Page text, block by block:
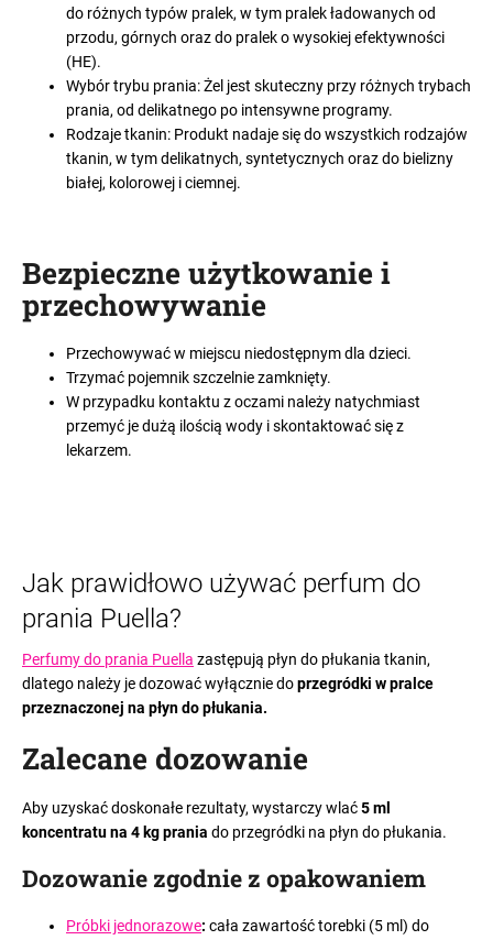
do różnych typów pralek, w tym pralek ładowanych od
przodu, górnych oraz do pralek o wysokiej efektywności
(HE).
Wybór trybu prania: Żel jest skuteczny przy różnych trybach
prania, od delikatnego po intensywne programy.
Rodzaje tkanin: Produkt nadaje się do wszystkich rodzajów
tkanin, w tym delikatnych, syntetycznych oraz do bielizny
białej, kolorowej i ciemnej.
Bezpieczne użytkowanie i
przechowywanie
Przechowywać w miejscu niedostępnym dla dzieci.
Trzymać pojemnik szczelnie zamknięty.
W przypadku kontaktu z oczami należy natychmiast
przemyć je dużą ilością wody i skontaktować się z
lekarzem.
Jak prawidłowo używać perfum do
prania Puella?
Perfumy do prania Puella zastępują płyn do płukania tkanin,
dlatego należy je dozować wyłącznie doprzegródki w pralce
przeznaczonej na płyn do płukania.
Zalecane dozowanie
Aby uzyskać doskonałe rezultaty, wystarczy wlać5 ml
koncentratu na 4 kg prania do przegródki na płyn do płukania.
Dozowanie zgodnie z opakowaniem
Próbki jednorazowe: cała zawartość torebki (5 ml) do